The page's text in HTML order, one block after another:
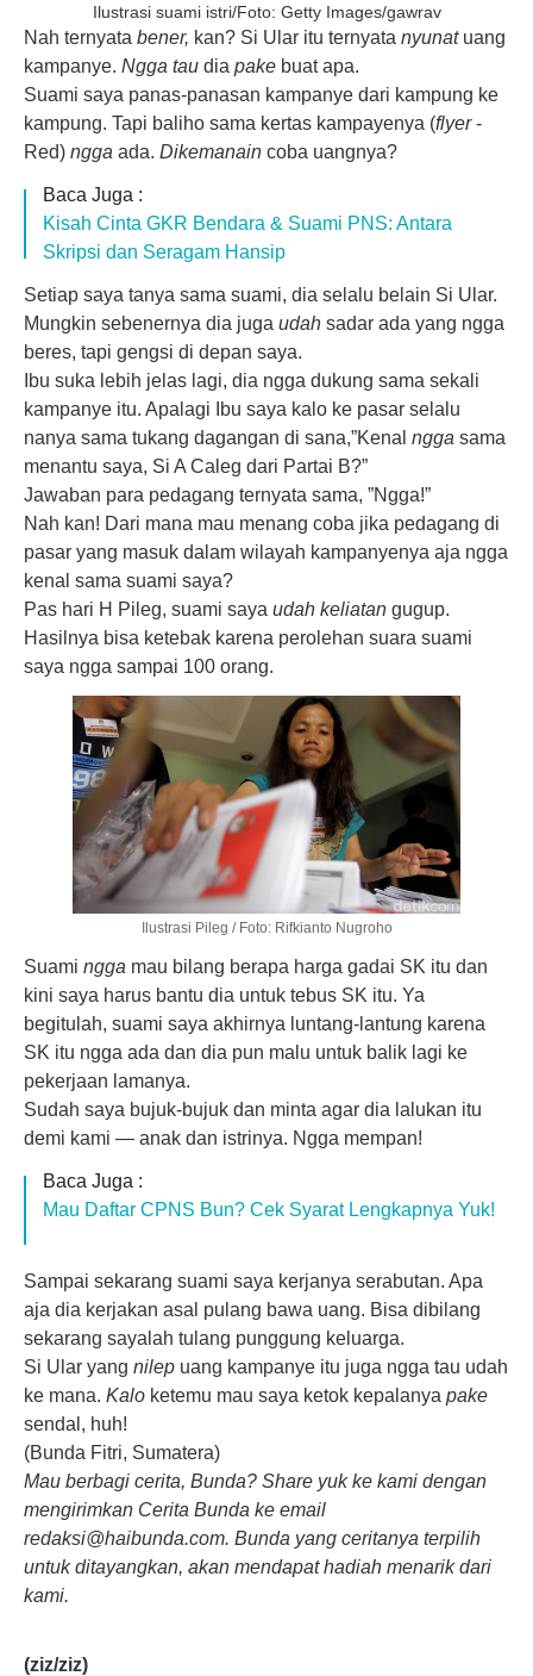
Ilustrasi suami istri/Foto: Getty Images/gawrav
Nah ternyata bener, kan? Si Ular itu ternyata nyunatuang
kampanye. Ngga tau dia pake buat apa.
Suami saya panas-panasan kampanye dari kampung ke
kampung. Tapi baliho sama kertas kampayenya (flyer-
Red) ngga ada. Dikemanain coba uangnya?
Baca Juga :
Kisah Cinta GKR Bendara & Suami PNS: Antara
Skripsi dan Seragam Hansip
Setiap saya tanya sama suami, dia selalu belain Si Ular.
Mungkin sebenernya dia juga udah sadar ada yang ngga
beres, tapi gengsi di depan saya.
Ibu suka lebih jelas lagi, dia ngga dukung sama sekali
kampanye itu. Apalagi Ibu saya kalo ke pasar selalu
nanya sama tukang dagangan di sana,”Kenal ngga sama
menantu saya, Si A Caleg dari Partai B?”
Jawaban para pedagang ternyata sama, ”Ngga!”
Nah kan! Dari mana mau menang coba jika pedagang di
pasar yang masuk dalam wilayah kampanyenya aja ngga
kenal sama suami saya?
Pas hari H Pileg, suami saya udah keliatan gugup.
Hasilnya bisa ketebak karena perolehan suara suami
saya ngga sampai 100 orang.
Ilustrasi Pileg / Foto: Rifkianto Nugroho
Suami ngga mau bilang berapa harga gadai SK itu dan
kini saya harus bantu dia untuk tebus SK itu. Ya
begitulah, suami saya akhirnya luntang-lantung karena
SK itu ngga ada dan dia pun malu untuk balik lagi ke
pekerjaan lamanya.
Sudah saya bujuk-bujuk dan minta agar dia lalukan itu
demi kami — anak dan istrinya. Ngga mempan!
Baca Juga :
Mau Daftar CPNS Bun? Cek Syarat Lengkapnya Yuk!
Sampai sekarang suami saya kerjanya serabutan. Apa
aja dia kerjakan asal pulang bawa uang. Bisa dibilang
sekarang sayalah tulang punggung keluarga.
Si Ular yang nilep uang kampanye itu juga ngga tau udah
ke mana. Kalo ketemu mau saya ketok kepalanya pake
sendal, huh!
(Bunda Fitri, Sumatera)
Mau berbagi cerita, Bunda? Share yuk ke kami dengan
mengirimkan Cerita Bunda ke email
redaksi@haibunda.com. Bunda yang ceritanya terpilih
untuk ditayangkan, akan mendapat hadiah menarik dari
kami.
(ziz/ziz)